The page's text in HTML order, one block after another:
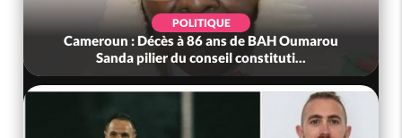
POLITIQUE
Cameroun : Décès à 86 ans de BAH Oumarou
Sanda pilier du conseil constituti...